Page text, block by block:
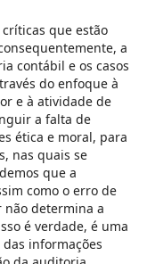
que estão
a
contábil e os casos
do enfoque à
e à atividade de
a falta de
ética e moral, para
nas quais se
que a
como o erro de
determina a
é verdade, é uma
informações